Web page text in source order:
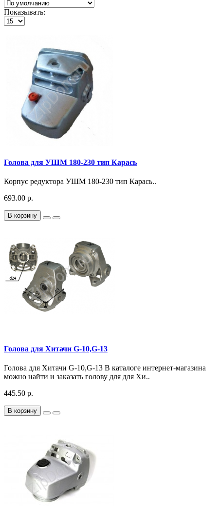
Показывать:
Голова для УШМ 180-230 тип Карась
Корпус редуктора УШМ 180-230 тип Карась..
693.00 р.
В корзину
Голова для Хитачи G-10,G-13
Голова для Хитачи G-10,G-13 В каталоге интернет-магазина
можно найти и заказать голову для для Хи..
445.50 р.
В корзину